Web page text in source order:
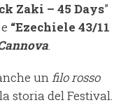
Zaki – 45 Days”
“Ezechiele 43/11
.
unfilo rosso
storia del Festival.